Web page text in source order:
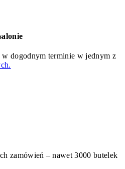
w dogodnym terminie w jednym z
zamówień – nawet 3000 butelek